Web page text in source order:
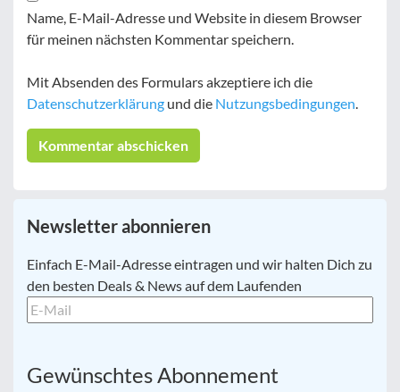
Name, E-Mail-Adresse und Website in diesem Browser
für meinen nächsten Kommentar speichern.
Mit Absenden des Formulars akzeptiere ich die
Datenschutzerklärung und die Nutzungsbedingungen.
Newsletter abonnieren
E-
Mail *
Einfach E-Mail-Adresse eintragen und wir halten Dich zu
den besten Deals & News auf dem Laufenden
Gewünschtes Abonnement